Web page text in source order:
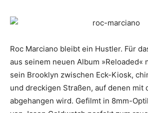
Roc Marciano bleibt ein Hustler. Für
aus seinem neuen Album »Reloaded«
sein Brooklyn zwischen Eck-Kiosk,
und dreckigen Straßen, auf denen mit
abgehangen wird. Gefilmt in 8mm-